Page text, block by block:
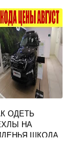
ОДЕТЬ
НА
ШКОДА